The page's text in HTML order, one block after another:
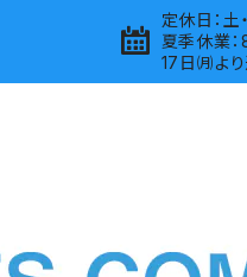
定休日：土
夏季休業
17日㈪よ